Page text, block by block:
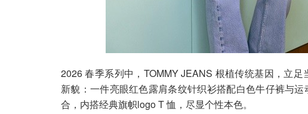
2026 春季系列中，TOMMY JEANS 根植传统基因，立
新貌：一件亮眼红色露肩条纹针织衫搭配白色牛仔裤与
合，内搭经典旗帜logo T 恤，尽显个性本色。